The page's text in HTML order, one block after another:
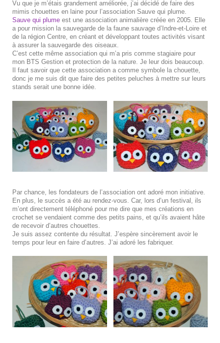
Vu que je m’étais grandement améliorée, j’ai décidé de faire des
mimis chouettes en laine pour l’association Sauve qui plume.
Sauve qui plume est une association animalière créée en 2005. Elle
a pour mission la sauvegarde de la faune sauvage d’Indre-et-Loire et
de la région Centre, en créant et développant toutes activités visant
à assurer la sauvegarde des oiseaux.
C’est cette même association qui m’a pris comme stagiaire pour
mon BTS Gestion et protection de la nature. Je leur dois beaucoup.
Il faut savoir que cette association a comme symbole la chouette,
donc je me suis dit que faire des petites peluches à mettre sur leurs
stands serait une bonne idée.
Par chance, les fondateurs de l’association ont adoré mon initiative.
En plus, le succès a été au rendez-vous. Car, lors d’un festival, ils
m’ont directement téléphoné pour me dire que mes créations en
crochet se vendaient comme des petits pains, et qu’ils avaient hâte
de recevoir d’autres chouettes.
Je suis assez contente du résultat. J’espère sincèrement avoir le
temps pour leur en faire d’autres. J’ai adoré les fabriquer.